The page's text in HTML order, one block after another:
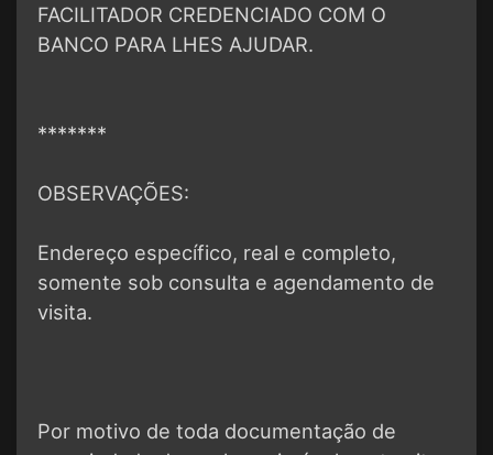
FACILITADOR CREDENCIADO COM O
BANCO PARA LHES AJUDAR.
*******
OBSERVAÇÕES:
Endereço específico, real e completo,
somente sob consulta e agendamento de
visita.
Por motivo de toda documentação de